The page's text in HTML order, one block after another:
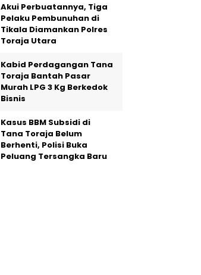
Akui Perbuatannya, Tiga
Pelaku Pembunuhan di
Tikala Diamankan Polres
Toraja Utara
Kabid Perdagangan Tana
Toraja Bantah Pasar
Murah LPG 3 Kg Berkedok
Bisnis
Kasus BBM Subsidi di
Tana Toraja Belum
Berhenti, Polisi Buka
Peluang Tersangka Baru